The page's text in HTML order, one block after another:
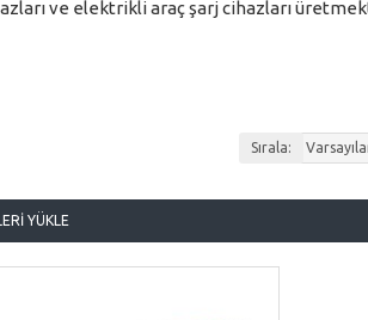
ve elektrikli araç şarj cihazları
Sırala:
YÜKLE